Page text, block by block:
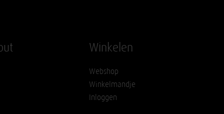
Winkelen
Webshop
Winkelmandje
Inloggen